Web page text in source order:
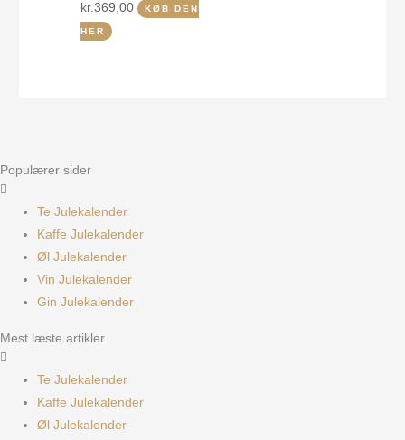
kr.369,00 KØB DEN
HER
Populærer sider
Te Julekalender
Kaffe Julekalender
Øl Julekalender
Vin Julekalender
Gin Julekalender
Mest læste artikler
Te Julekalender
Kaffe Julekalender
Øl Julekalender